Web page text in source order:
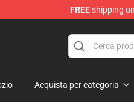
FREEshipping
Acquista per categoria